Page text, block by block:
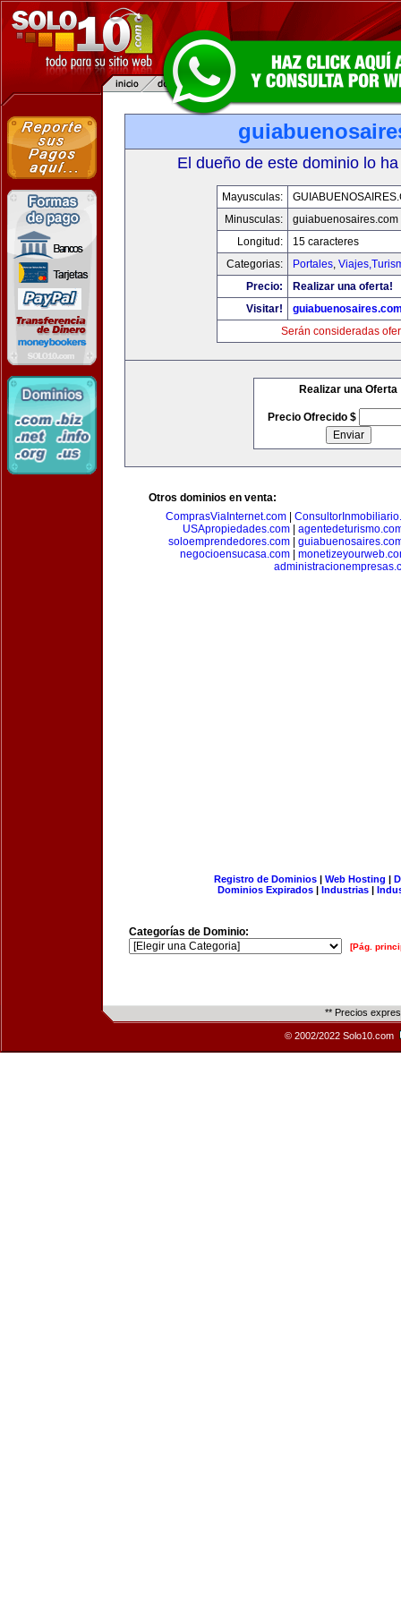
El dueño de este dominio lo
Mayusculas:
Minusculas:
guiabuenosaires.com
Longitud:
15 caracteres
Categorias:
Portales,
Precio:
Realizar una oferta!
Visitar!
Serán consideradas
Realizar una Oferta
Precio Ofrecido $
Otros dominios en venta:
ComprasViaInternet.com
USApropiedades.com|
soloemprendedores.com|
negocioensucasa.com
Registro de Dominios| Web Hosting |
Dominios Expirados | Industrias |
Categorías de Dominio:
[Pág.
** Precios
© 2002/2022 Solo10.com